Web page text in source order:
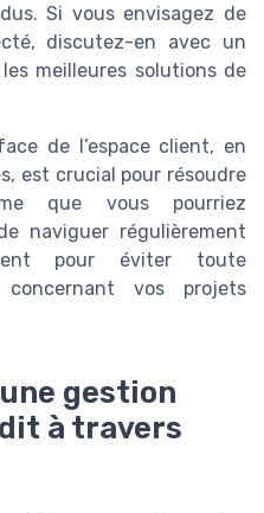
Si vous envisagez de
discutez-en avec un
meilleures solutions de
de l’espace client, en
est crucial pour résoudre
que vous pourriez
naviguer régulièrement
pour éviter toute
concernant vos projets
gestion
à travers